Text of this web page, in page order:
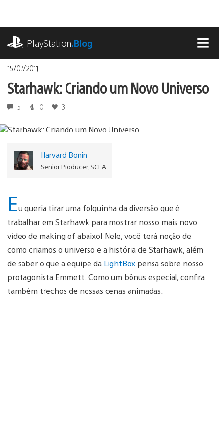
o
conteúdoPlayStation.Blog
15/07/2011
Starhawk: Criando um Novo Universo
5 0 3
Harvard Bonin
Senior Producer, SCEA
Eu queria tirar uma folguinha da diversão que é
trabalhar em Starhawk para mostrar nosso mais novo
vídeo de making of abaixo! Nele, você terá noção de
como criamos o universo e a história de Starhawk, além
de saber o que a equipe da LightBox pensa sobre nosso
protagonista Emmett. Como um bônus especial, confira
também trechos de nossas cenas animadas.